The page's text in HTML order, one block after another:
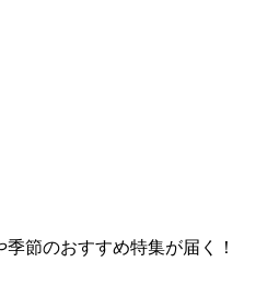
節のおすすめ特集が届く！